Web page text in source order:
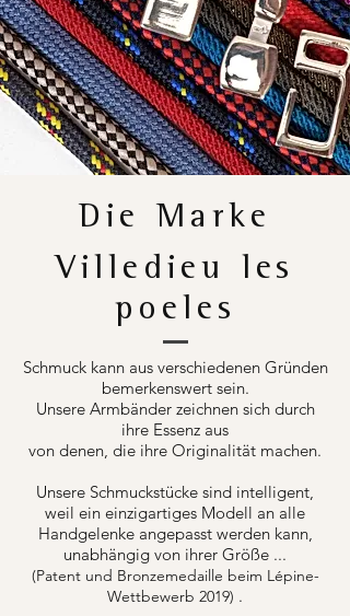
Die Marke
Villedieu les
poeles
Schmuck kann aus verschiedenen Gründen
bemerkenswert sein.
Unsere Armbänder zeichnen sich durch
ihre Essenz aus
von denen, die ihre Originalität machen.
Unsere Schmuckstücke sind intelligent,
weil ein einzigartiges Modell an alle
Handgelenke angepasst werden kann,
unabhängig von ihrer Größe ...
(Patent und Bronzemedaille beim Lépine-
Wettbewerb 2019) .